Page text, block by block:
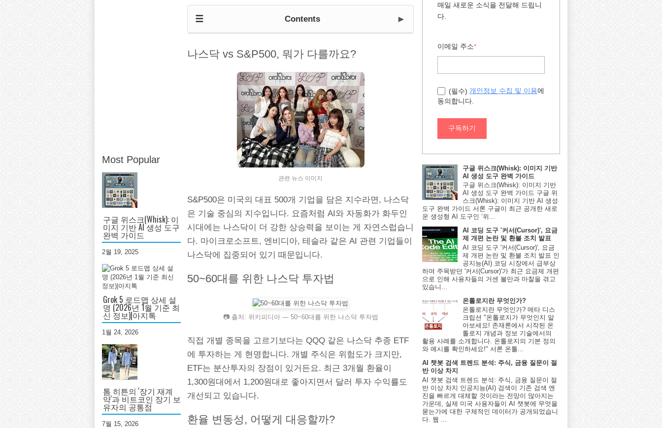
Most Popular
구글 위스크(Whisk): 이
미지 기반 AI 생성 도구
완벽 가이드
2월 19, 2025
Grok 5 로드맵 상세 설
명 (2026년 1월 기준 최
신 정보)|아지톡
1월 24, 2026
톰 히튼의 '장기 재계
약'과 비트코인 장기 보
유자의 공통점
7월 15, 2026
☰ Contents ►
나스닥 vs S&P500, 뭐가 다를까요?
관련 뉴스 이미지
S&P500은 미국의 대표 500개 기업을 담은 지수라면, 나스닥
은 기술 중심의 지수입니다. 요즘처럼 AI와 자동화가 화두인
시대에는 나스닥이 더 강한 상승력을 보이는 게 자연스럽습니
다. 마이크로소프트, 엔비디아, 테슬라 같은 AI 관련 기업들이
나스닥에 집중되어 있기 때문입니다.
50~60대를 위한 나스닥 투자법
📷 출처: 위키피디아 — 50~60대를 위한 나스닥 투자법
직접 개별 종목을 고르기보다는 QQQ 같은 나스닥 추종 ETF
에 투자하는 게 현명합니다. 개별 주식은 위험도가 크지만,
ETF는 분산투자의 장점이 있거든요. 최근 3개월 환율이
1,300원대에서 1,200원대로 좋아지면서 달러 투자 수익률도
개선되고 있습니다.
환율 변동성, 어떻게 대응할까?
매일 새로운 소식을 전달해 드립니
다.
이메일 주소*
(필수) 개인정보 수집 및 이용에
동의합니다.
구독하기
구글 위스크(Whisk): 이미지 기반
AI 생성 도구 완벽 가이드
구글 위스크(Whisk): 이미지 기반
AI 생성 도구 완벽 가이드 구글 위
스크(Whisk): 이미지 기반 AI 생성
도구 완벽 가이드 서론 구글이 최근 공개한 새로
운 생성형 AI 도구인 ‘위...
AI 코딩 도구 '커서(Cursor)', 요금
제 개편 논란 및 환불 조치 발표
AI 코딩 도구 '커서(Cursor)', 요금
제 개편 논란 및 환불 조치 발표 인
공지능(AI) 코딩 시장에서 급부상
하며 주목받던 '커서(Cursor)'가 최근 요금제 개편
으로 인해 사용자들의 거센 불만과 마찰을 겪고
있습니...
온톨로지란 무엇인가?
온톨로지란 무엇인가? 메타 디스
크립션 "온톨로지가 무엇인지 알
아보세요! 존재론에서 시작된 온
톨로지 개념과 정보 기술에서의
활용 사례를 소개합니다. 온톨로지의 기본 정의
와 예시를 확인하세요!" 서론 온톨...
AI 챗봇 검색 트렌드 분석: 주식, 금융 질문이 절
반 이상 차지
AI 챗봇 검색 트렌드 분석: 주식, 금융 질문이 절
반 이상 차지 인공지능(AI) 검색이 기존 검색 엔
진을 빠르게 대체할 것이라는 전망이 많아지는
가운데, 실제 미국 사용자들이 AI 챗봇에 무엇을
묻는가에 대한 구체적인 데이터가 공개되었습니
다. 웹 ...